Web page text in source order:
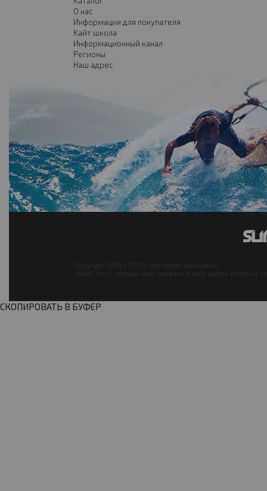
О нас
Информация для покупателя
Кайт школа
Информационный канал
Регионы
Наш адрес
Copyright 1999 - 2026. Все права защищены.
«КАЙТ РУ» - первый кайт магазин и кайт школа в России.
СКОПИРОВАТЬ В БУФЕР